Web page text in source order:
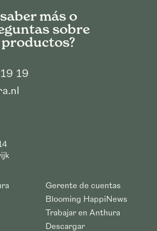
más o
sobre
19
Gerente de cuentas
Blooming HappiNews
Trabajar en Anthura
Descargar